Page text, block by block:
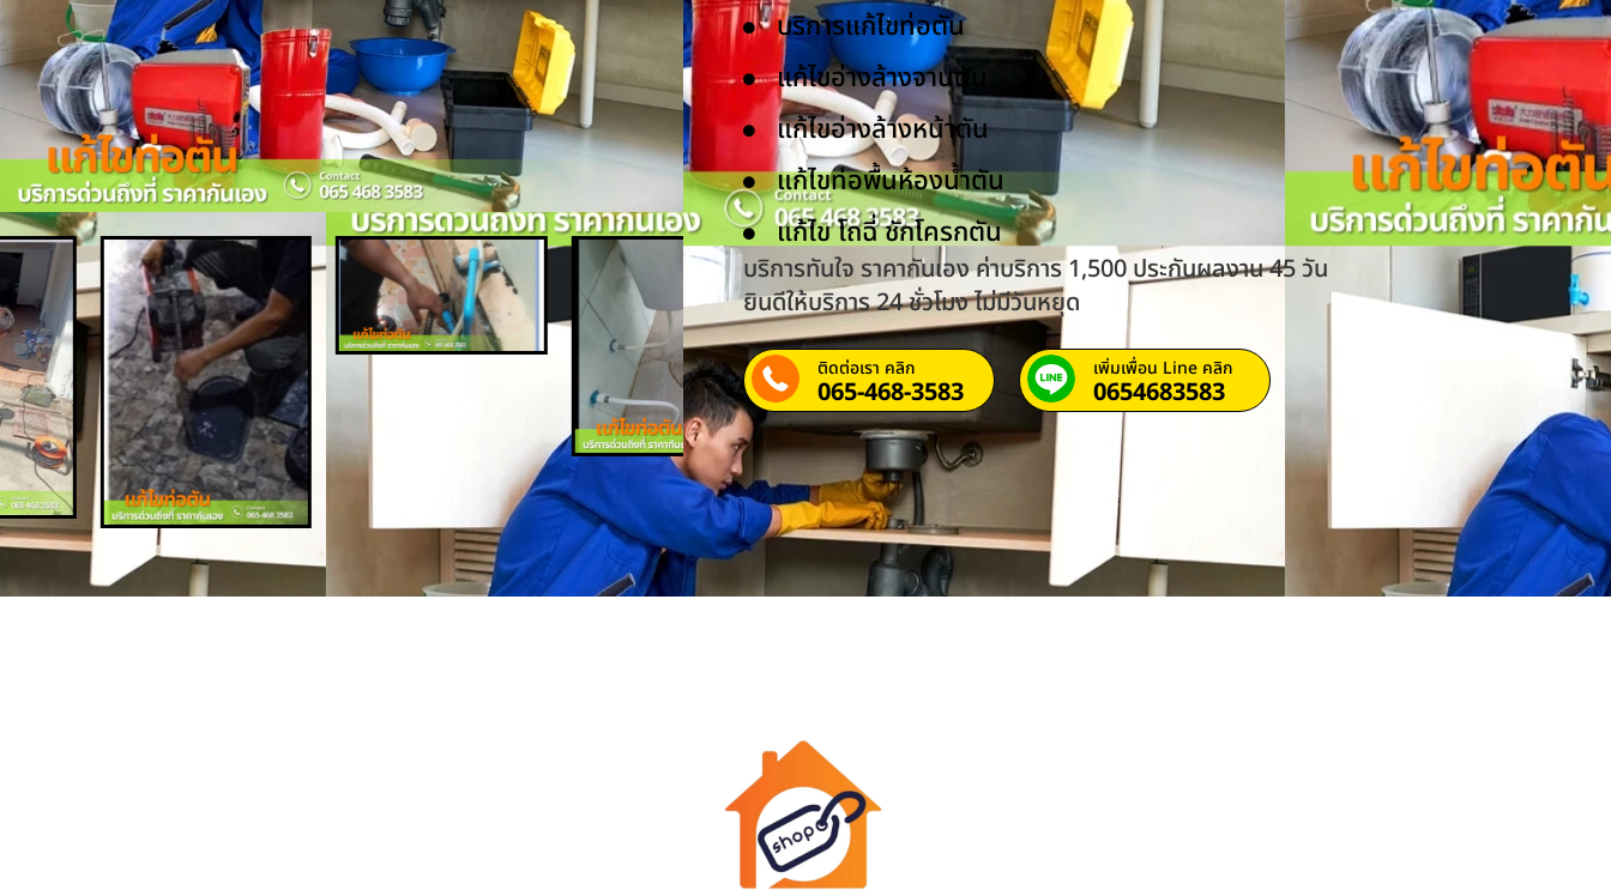
บริการแก้ไขท่อตัน
แก้ไขอ่างล้างจานตัน
แก้ไขอ่างล้างหน้าตัน
แก้ไขท่อพื้นห้องน้ำตัน
แก้ไข โถฉี่ ชักโครกตัน
บริการทันใจ ราคากันเอง ค่าบริการ 1,500 ประกันผลงาน 45 วัน
ยินดีให้บริการ 24 ชั่วโมง ไม่มีวันหยุด
ติดต่อเรา คลิก
065-468-3583
เพิ่มเพื่อน Line คลิก
0654683583